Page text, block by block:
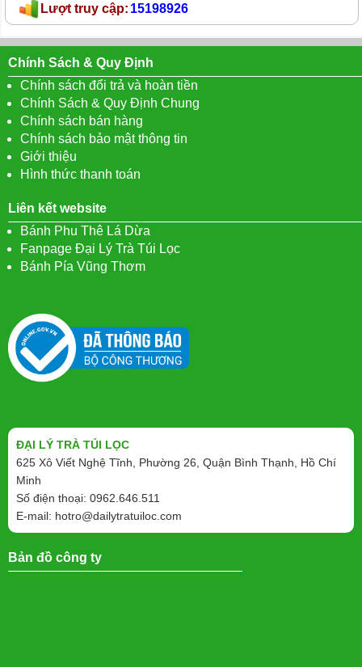
Lượt truy cập: 15198926
Chính Sách & Quy Định
Chính sách đổi trả và hoàn tiền
Chính Sách & Quy Định Chung
Chính sách bán hàng
Chính sách bảo mật thông tin
Giới thiệu
Hình thức thanh toán
Liên kết website
Bánh Phu Thê Lá Dừa
Fanpage Đại Lý Trà Túi Lọc
Bánh Pía Vũng Thơm
ĐẠI LÝ TRÀ TÚI LỌC
625 Xô Viết Nghệ Tĩnh, Phường 26, Quận Bình Thạnh, Hồ Chí
Minh
Số điện thoại: 0962.646.511
E-mail: hotro@dailytratuiloc.com
Bản đồ công ty